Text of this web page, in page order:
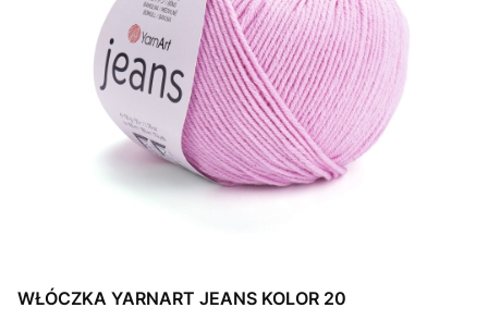
WŁÓCZKA YARNART JEANS KOLOR 20